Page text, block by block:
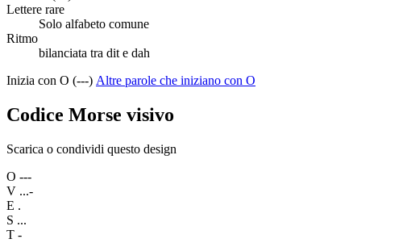
Lettere rare
Solo alfabeto comune
Ritmo
bilanciata tra dit e dah
Inizia con O (---) Altre parole che iniziano con O
Codice Morse visivo
Scarica o condividi questo design
O ---
V ...-
E .
S ...
T -